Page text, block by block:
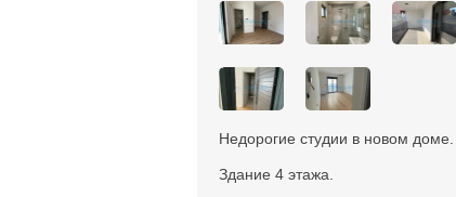
Недорогие студии в новом доме.
Здание 4 этажа.